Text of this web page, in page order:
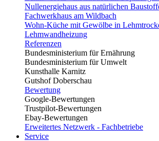
Nullenergiehaus aus natürlichen
Fachwerkhaus am Wildbach
Wohn-Küche mit Gewölbe in
Lehmwandheizung
Referenzen
Bundesministerium für Ernährung
Bundesministerium für Umwelt
Kunsthalle Karnitz
Gutshof Doberschau
Bewertung
Google-Bewertungen
Trustpilot-Bewertungen
Ebay-Bewertungen
Erweitertes Netzwerk - Fachbetriebe
Service